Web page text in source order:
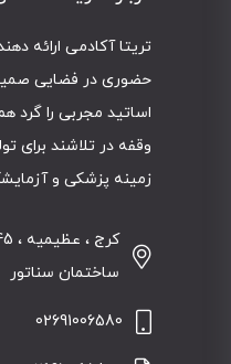
تریتا آکادمی ارائه
حضوری در فضایی
اساتید مجربی را گرد
وقفه در تلاشند برای
زمینه پزشکی و
ساختمان سناتور
02691006580